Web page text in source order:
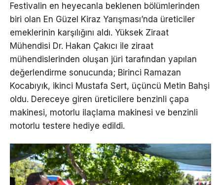
Festivalin en heyecanla beklenen bölümlerinden
biri olan En Güzel Kiraz Yarışması’nda üreticiler
emeklerinin karşılığını aldı. Yüksek Ziraat
Mühendisi Dr. Hakan Çakıcı ile ziraat
mühendislerinden oluşan jüri tarafından yapılan
değerlendirme sonucunda; Birinci Ramazan
Kocabıyık, ikinci Mustafa Sert, üçüncü Metin Bahşi
oldu. Dereceye giren üreticilere benzinli çapa
makinesi, motorlu ilaçlama makinesi ve benzinli
motorlu testere hediye edildi.